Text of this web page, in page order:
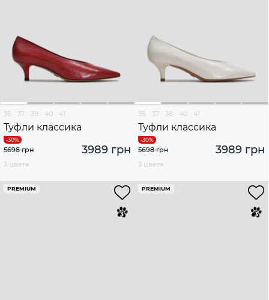
36 37 39 40 41
Туфли классика
3989 грн
5698 грн
3 цвета
36 37 38 40 41
Туфли классика
3989 грн
5698 грн
3 цвета
PREMIUM PREMIUM